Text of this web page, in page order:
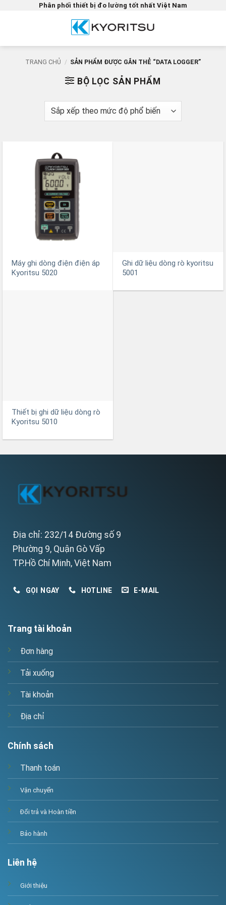
dung
Phân phối thiết bị đo lường tốt nhất Việt Nam
TRANG CHỦ / SẢN PHẨM ĐƯỢC GẮN THẺ “DATA LOGGER”
BỘ LỌC SẢN PHẨM
Máy ghi dòng điện điện áp
Kyoritsu 5020
Ghi dữ liệu dòng rò kyoritsu
5001
Thiết bị ghi dữ liệu dòng rò
Kyoritsu 5010
Địa chỉ: 232/14 Đường số 9
Phường 9, Quận Gò Vấp
TP.Hồ Chí Minh, Việt Nam
GỌI NGAY HOTLINE E-MAIL
Trang tài khoản
Đơn hàng
Tải xuống
Tài khoản
Địa chỉ
Chính sách
Thanh toán
Vận chuyển
Đổi trả và Hoàn tiền
Bảo hành
Liên hệ
Giới thiệu